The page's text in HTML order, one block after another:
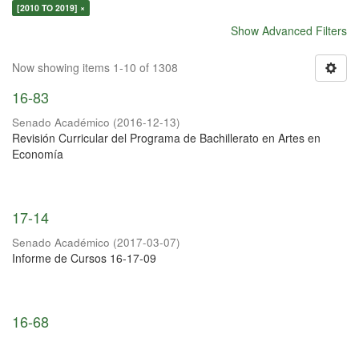
[2010 TO 2019] ×
Show Advanced Filters
Now showing items 1-10 of 1308
16-83
Senado Académico (2016-12-13)
Revisión Curricular del Programa de Bachillerato en Artes en
Economía
17-14
Senado Académico (2017-03-07)
Informe de Cursos 16-17-09
16-68